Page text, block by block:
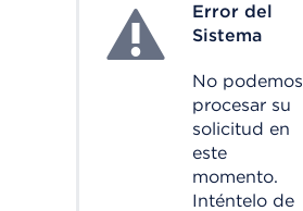
System ErrorError del
Sistema
No podemos
procesar su
solicitud en
este
momento.
Inténtelo de